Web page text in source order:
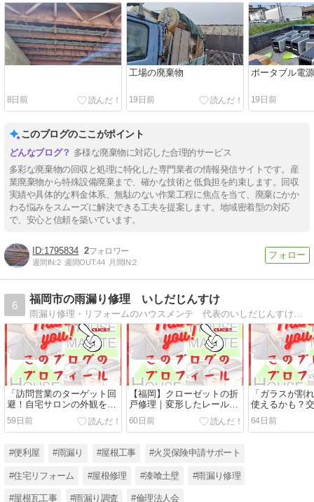
8日前
工場の廃棄物
19日前
ポータブル電
19日前
このブログのここがポイント
多様な廃棄物に対応した合理的サービス
多彩な廃棄物の回収と処理に特化した専門業者の情報発信サイトです。産
業廃棄物から特殊設備廃棄まで、確かな技術と低負担を約束します。回収
実績や具体的な料金体系、無駄のない作業工程に焦点を当て、廃棄にかか
わる悩みをスムーズに解決できる工夫を提案します。地域密着型の対応
で、安心と信頼を築いています。
1795834 2
週間IN:2 週間OUT:44 月間IN:2
6
福岡市の雨漏り修理 いしだじんすけ
「訪問営業のターゲット回
避！自宅サロンの外観を守
る窓枠リフレッシュ補修」
59日前
【福岡】クローゼットの折
戸修理｜変形したレールと
パーツの交換事例
60日前
「ガラスが割
使えるかも？
例レポート」
64日前
#便利屋 #雨漏り #屋根工事 #火災保険申請サポート
#住宅リフォーム #屋根修理 #漆喰土壁 #雨漏り修理
#屋根瓦工事 #雨漏り調査 #倫理法人会